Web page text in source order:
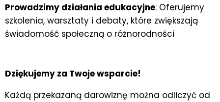
Prowadzimy działania edukacyjne: Oferujemy
szkolenia, warsztaty i debaty, które zwiększają
świadomość społeczną o różnorodności
Dziękujemy za Twoje wsparcie!
Każdą przekazaną darowiznę można odliczyć od